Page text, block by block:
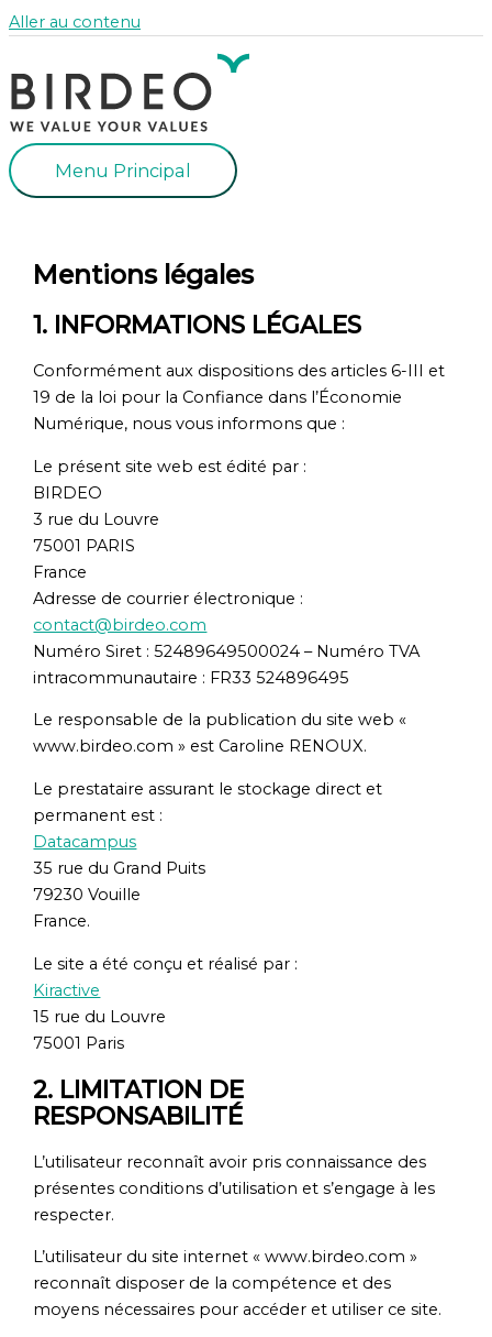
Aller au contenu
Menu Principal
Mentions légales
1. INFORMATIONS LÉGALES
Conformément aux dispositions des articles 6-III et
19 de la loi pour la Confiance dans l’Économie
Numérique, nous vous informons que :
Le présent site web est édité par :
BIRDEO
3 rue du Louvre
75001 PARIS
France
Adresse de courrier électronique :
contact@birdeo.com
Numéro Siret : 52489649500024 – Numéro TVA
intracommunautaire : FR33 524896495
Le responsable de la publication du site web «
www.birdeo.com » est Caroline RENOUX.
Le prestataire assurant le stockage direct et
permanent est :
Datacampus
35 rue du Grand Puits
79230 Vouille
France.
Le site a été conçu et réalisé par :
Kiractive
15 rue du Louvre
75001 Paris
2. LIMITATION DE
RESPONSABILITÉ
L’utilisateur reconnaît avoir pris connaissance des
présentes conditions d’utilisation et s’engage à les
respecter.
L’utilisateur du site internet « www.birdeo.com »
reconnaît disposer de la compétence et des
moyens nécessaires pour accéder et utiliser ce site.